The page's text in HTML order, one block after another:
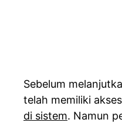
Sebelum
telah memiliki akses
di sistem. Namun